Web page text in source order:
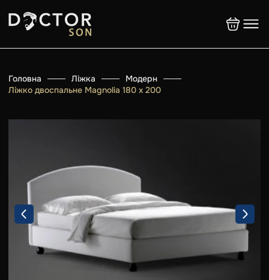
Головна Ліжка
Модерн
Ліжко двоспальне Magnolia 180 х 200